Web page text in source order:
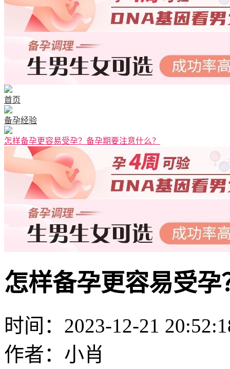
首页
备孕经验
怎样备孕更容易受孕？备孕期要注意什么？
怎样备孕更容易受
时间：2023-12-21
作者：小肖